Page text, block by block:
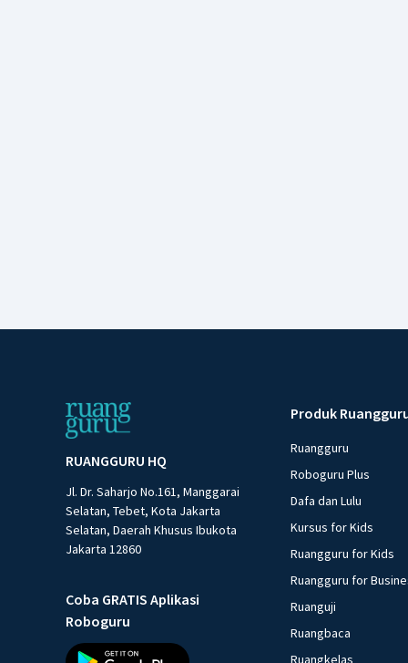
RUANGGURU HQ
Jl. Dr. Saharjo No.161, Manggarai
Selatan, Tebet, Kota Jakarta
Selatan, Daerah Khusus Ibukota
Jakarta 12860
Coba GRATIS Aplikasi
Roboguru
Produk
Ruangguru
Roboguru Plus
Dafa dan Lulu
Kursus for Kids
Ruangguru for Kids
Ruangguru for
Ruanguji
Ruangbaca
Ruangkelas